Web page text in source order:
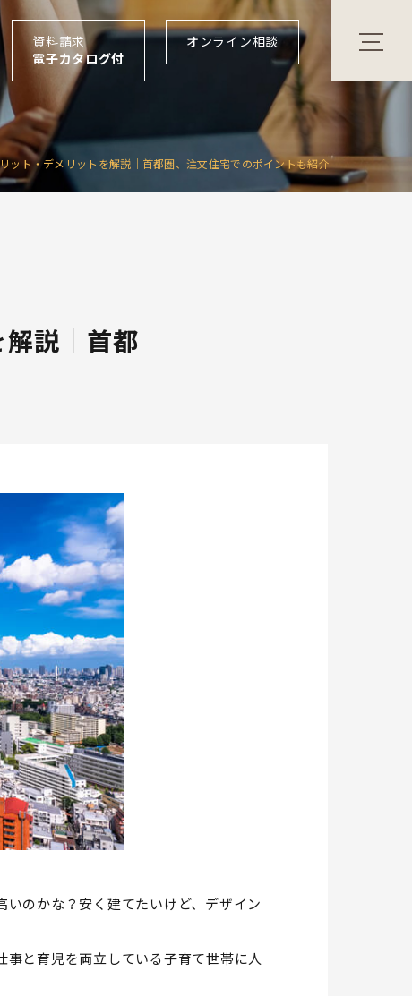
資料請求
電子カタログ付
オンライン相談
ット・デメリットを解説│首都圏、注文住宅でのポイントも紹介
解説│首都
いのかな？安く建てたいけど、デザイン
と育児を両立している子育て世帯に人